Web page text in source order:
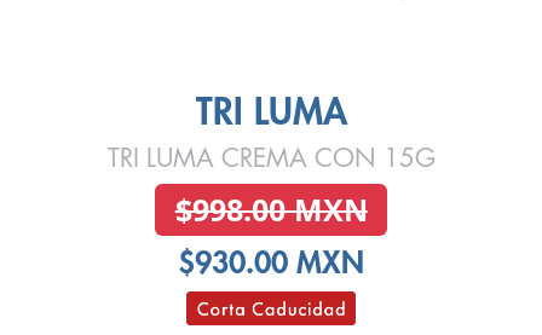
TRI LUMA
TRI LUMA CREMA CON 15G
$998.00 MXN
$930.00 MXN